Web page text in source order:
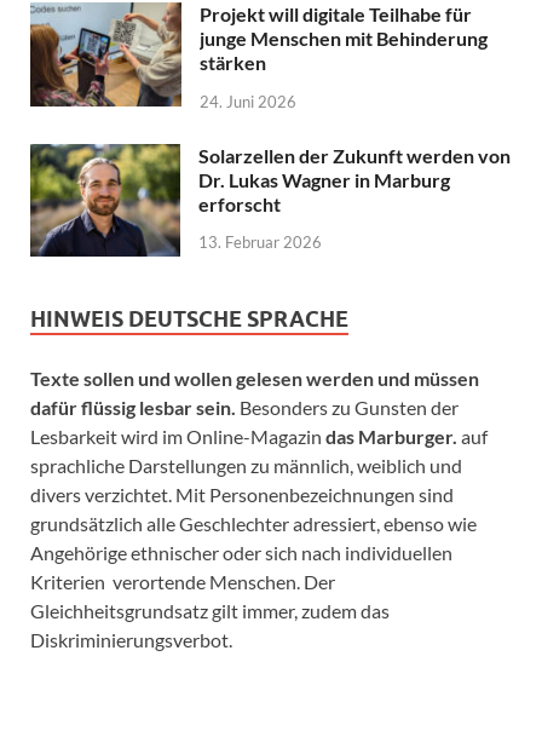
Projekt will digitale Teilhabe für
junge Menschen mit Behinderung
stärken
24. Juni 2026
Solarzellen der Zukunft werden von
Dr. Lukas Wagner in Marburg
erforscht
13. Februar 2026
HINWEIS DEUTSCHE SPRACHE
Texte sollen und wollen gelesen werden und müssen
dafür flüssig lesbar sein. Besonders zu Gunsten der
Lesbarkeit wird im Online-Magazin das Marburger. auf
sprachliche Darstellungen zu männlich, weiblich und
divers verzichtet. Mit Personenbezeichnungen sind
grundsätzlich alle Geschlechter adressiert, ebenso wie
Angehörige ethnischer oder sich nach individuellen
Kriterien verortende Menschen. Der
Gleichheitsgrundsatz gilt immer, zudem das
Diskriminierungsverbot.